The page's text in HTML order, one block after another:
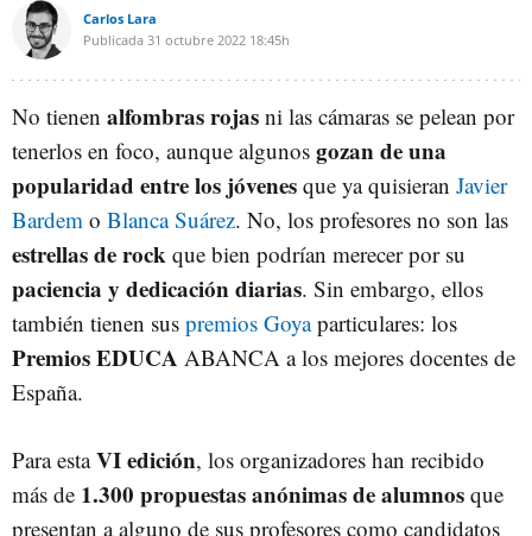
Carlos Lara
Publicada 31 octubre 2022 18:45h
No tienen alfombras rojas ni las cámaras se pelean por
tenerlos en foco, aunque algunos gozan de una
popularidad entre los jóvenes que ya quisieran Javier
Bardem o Blanca Suárez. No, los profesores no son las
estrellas de rock que bien podrían merecer por su
paciencia y dedicación diarias. Sin embargo, ellos
también tienen sus premios Goyaparticulares: los
Premios EDUCA ABANCA a los mejores docentes de
España.
Para estaVI edición, los organizadores han recibido
más de 1.300 propuestas anónimas de alumnos que
presentan a alguno de sus profesores como candidatos